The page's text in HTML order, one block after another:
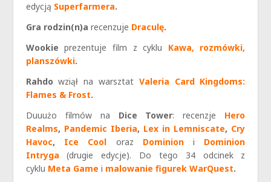
edycją Superfarmera.
Gra rodzin(n)a recenzuje Draculę.
Wookieprezentuje film z cyklu Kawa, rozmówki,
planszówki.
Rahdowziął na warsztat Valeria Card Kingdoms:
Flames & Frost.
Duuużo filmów na Dice Tower: recenzje
Hero
Realms, Pandemic Iberia, Lex in Lemniscate, Cry
Havoc, Ice Cool oraz Dominion i
Dominion
Intryga
(drugie edycje).
Do tego 34 odcinek z
cyklu Meta Game i malowanie figurek WarQuest.